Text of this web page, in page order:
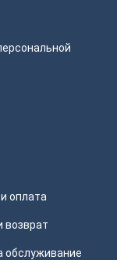
оплата
возврат
обслуживание